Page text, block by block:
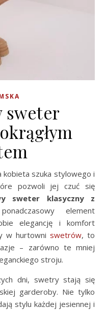
sweter
pozwoli jej czuć się
sweter klasyczny z
element
elegancję i komfort
w hurtowni swetrów, to
– zarówno te mniej
stroju.
dni, swetry stają się
garderoby. Nie tylko
stylu każdej jesiennej i